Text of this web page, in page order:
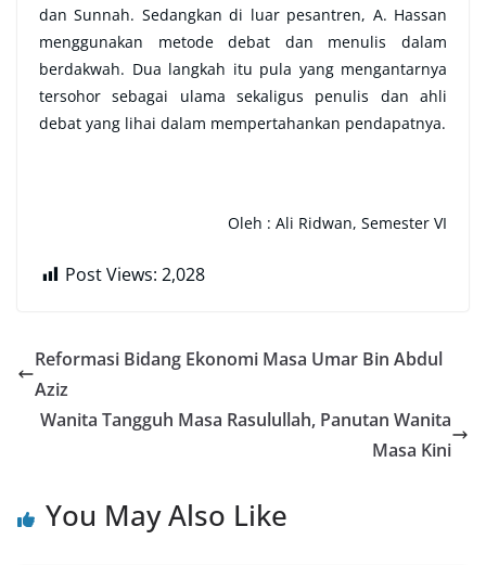
dan Sunnah. Sedangkan di luar pesantren, A. Hassan
menggunakan metode debat dan menulis dalam
berdakwah. Dua langkah itu pula yang mengantarnya
tersohor sebagai ulama sekaligus penulis dan ahli
debat yang lihai dalam mempertahankan pendapatnya.
Oleh : Ali Ridwan, Semester VI
Post Views: 2,028
Reformasi Bidang Ekonomi Masa Umar Bin Abdul
Aziz
Wanita Tangguh Masa Rasulullah, Panutan Wanita
Masa Kini
You May Also Like